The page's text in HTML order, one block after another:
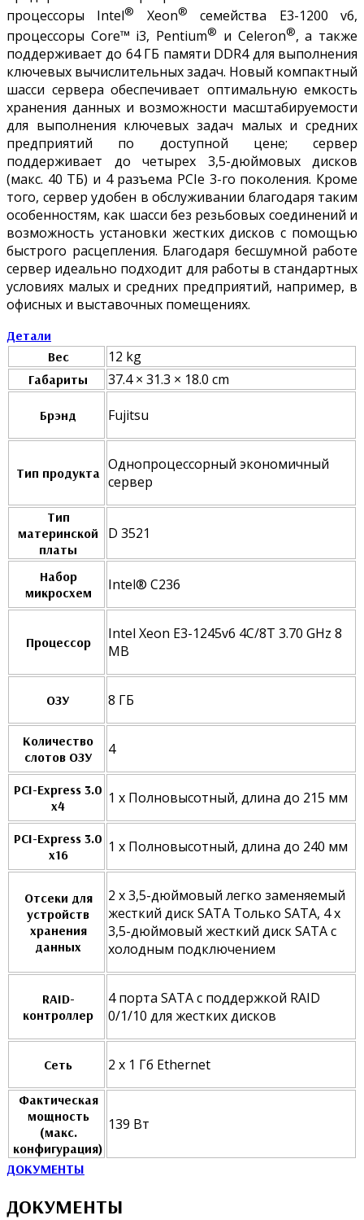
процессоры Intel® Xeon®
семейства E3-1200 v6,
процессоры Core™ i3, Pentium® и Celeron®, а также
поддерживает до 64 ГБ памяти DDR4 для выполнения
ключевых вычислительных задач. Новый компактный
шасси сервера обеспечивает оптимальную емкость
хранения данных и возможности масштабируемости
для выполнения ключевых задач малых и средних
предприятий по доступной цене; сервер
поддерживает до четырех 3,5-дюймовых дисков
(макс. 40 ТБ) и 4 разъема PCIe 3-го поколения. Кроме
того, сервер удобен в обслуживании благодаря таким
особенностям, как шасси без резьбовых соединений и
возможность установки жестких дисков с помощью
быстрого расцепления. Благодаря бесшумной работе
сервер идеально подходит для работы в стандартных
условиях малых и средних предприятий, например, в
офисных и выставочных помещениях.
Детали
Вес
12 kg
Габариты 37.4 × 31.3 × 18.0 cm
Брэнд Fujitsu
Тип продукта Однопроцессорный экономичный
сервер
Тип
материнской
платы
D 3521
Набор
микросхем
Intel® C236
Процессор
Intel Xeon E3-1245v6 4C/8T 3.70 GHz 8
MB
ОЗУ 8 ГБ
Количество
слотов ОЗУ
4
PCI-Express 3.0
x4
1 x Полновысотный, длина до 215 мм
PCI-Express 3.0
x16
1 x Полновысотный, длина до 240 мм
Отсеки для
устройств
хранения
данных
2 x 3,5-дюймовый легко заменяемый
жесткий диск SATA Только SATA, 4 x
3,5-дюймовый жесткий диск SATA с
холодным подключением
RAID-
контроллер
4 порта SATA с поддержкой RAID
0/1/10 для жестких дисков
Сеть 2 x 1 Гб Ethernet
Фактическая
мощность
(макс.
конфигурация)
139 Вт
ДОКУМЕНТЫ
ДОКУМЕНТЫ